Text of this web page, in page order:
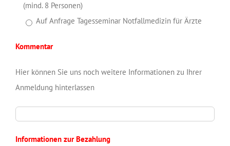
(mind. 8 Personen)
Auf Anfrage Tagesseminar Notfallmedizin für Ärzte
Kommentar
Hier können Sie uns noch weitere Informationen zu Ihrer
Anmeldung hinterlassen
Informationen zur Bezahlung